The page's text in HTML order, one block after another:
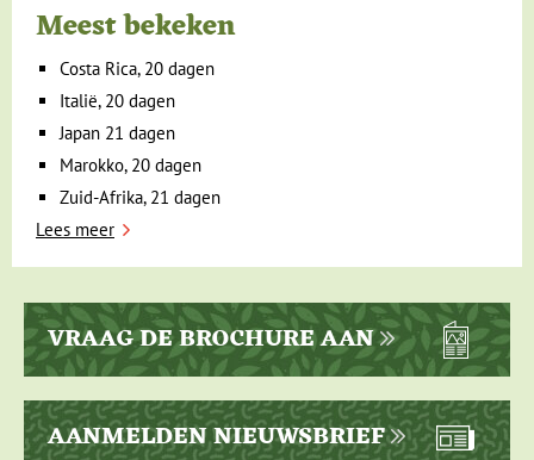
Meest bekeken
Costa Rica, 20 dagen
Italië, 20 dagen
Japan 21 dagen
Marokko, 20 dagen
Zuid-Afrika, 21 dagen
Lees meer
VRAAG DE BROCHURE AAN
AANMELDEN NIEUWSBRIEF